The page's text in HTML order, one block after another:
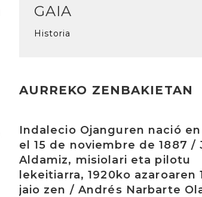
GAIA
Historia
AURREKO ZENBAKIETAN
Indalecio Ojanguren nació en
el 15 de noviembre de 1887 /
Aldamiz, misiolari eta pilotu
lekeitiarra, 1920ko azaroaren
jaio zen / Andrés Narbarte